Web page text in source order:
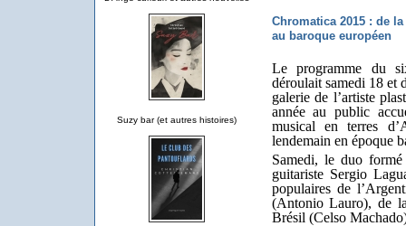
Suzy bar (et autres histoires)
Chromatica 2015 : de
au baroque européen
Le programme du
déroulait samedi 18 et
galerie de l’artiste
année au public
musical en terres
lendemain en époque
Samedi, le duo
guitariste Sergio
populaires de
(Antonio Lauro), de
Brésil (Celso